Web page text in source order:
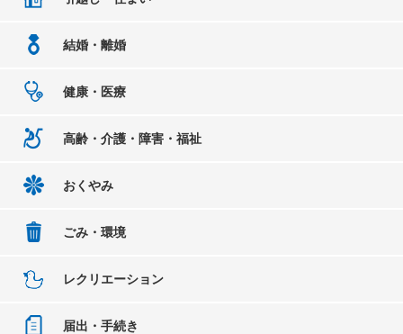
結婚・離婚
健康・医療
高齢・介護・障害・福祉
おくやみ
ごみ・環境
レクリエーション
届出・手続き